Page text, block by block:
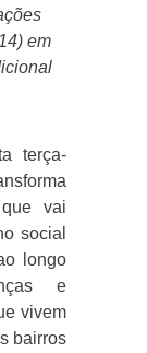
em
terça-
vai
social
longo
e
vivem
bairros